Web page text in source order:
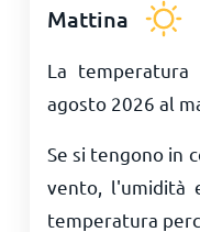
Mattina
La
agosto 2026 al
Se si tengono in
vento, l'umidità
temperatura